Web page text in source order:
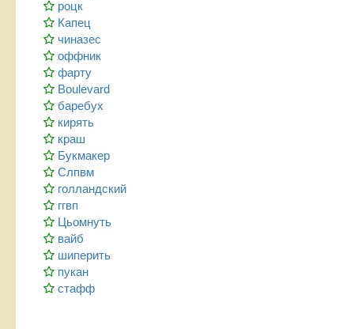
роцк
Капец
чиназес
оффник
фарту
Boulevard
баребух
кирять
краш
Букмакер
Слпвм
голландский
ггвп
Цьомнуть
вайб
шиперить
пукан
стафф